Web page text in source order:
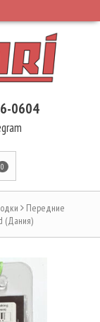
0604
0
Передние
(Дания)